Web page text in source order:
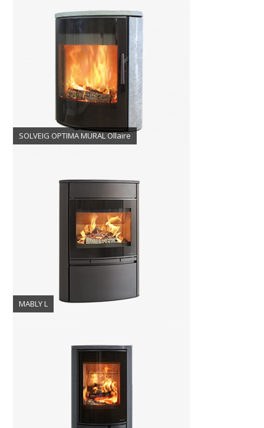
SOLVEIG OPTIMA MURAL Ollaire
MABLY L